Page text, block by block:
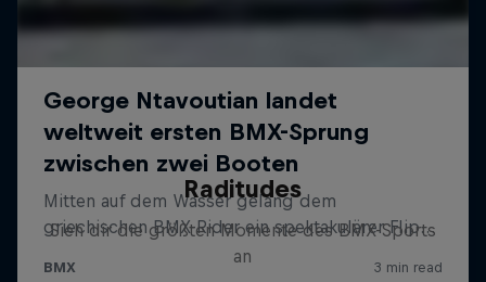
Raditudes
Sieh dir die größten Momente des BMX-Sports
an